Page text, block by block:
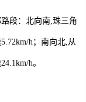
段：北向南,珠三角
h；南向北,从
h。